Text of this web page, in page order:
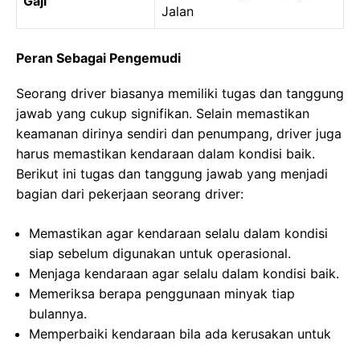
Jalan
Peran Sebagai Pengemudi
Seorang driver biasanya memiliki tugas dan tanggung
jawab yang cukup signifikan. Selain memastikan
keamanan dirinya sendiri dan penumpang, driver juga
harus memastikan kendaraan dalam kondisi baik.
Berikut ini tugas dan tanggung jawab yang menjadi
bagian dari pekerjaan seorang driver:
Memastikan agar kendaraan selalu dalam kondisi
siap sebelum digunakan untuk operasional.
Menjaga kendaraan agar selalu dalam kondisi baik.
Memeriksa berapa penggunaan minyak tiap
bulannya.
Memperbaiki kendaraan bila ada kerusakan untuk